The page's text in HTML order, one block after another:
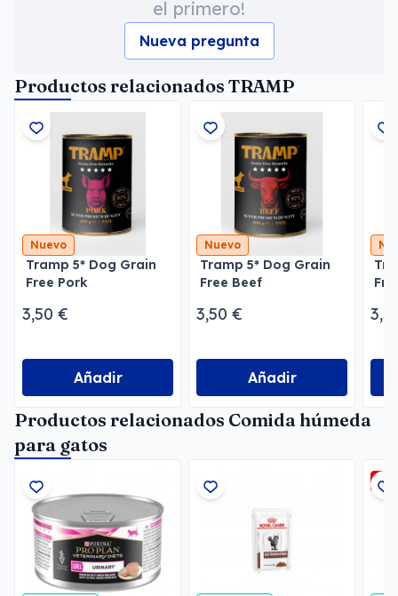
el primero!
Nueva pregunta
Productos relacionados TRAMP
Nuevo
Tramp 5* Dog Grain
Free Pork
3,50 €
Añadir
Nuevo
Tramp 5* Dog Grain
Free Beef
3,50 €
Añadir
Productos relacionados Comida húmeda
para gatos
-